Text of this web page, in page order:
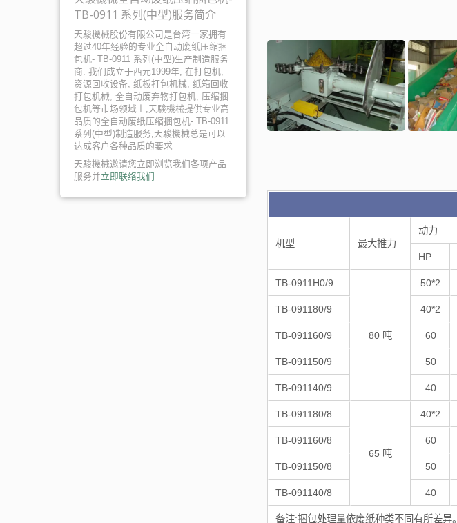
TB-0911 系列(中型)服务简介
天駿機械股份有限公司是台湾一家拥有
超过40年经验的专业全自动废纸压缩捆
包机- TB-0911 系列(中型)生产制造服务
商. 我们成立于西元1999年, 在打包机,
资源回收设备, 纸板打包机械, 纸箱回收
打包机械, 全自动废弃物打包机, 压缩捆
包机等市场领域上,天駿機械提供专业高
品质的全自动废纸压缩捆包机- TB-0911
系列(中型)制造服务,天駿機械总是可以
达成客户各种品质的要求
天駿機械邀请您立即浏览我们各项产品
服务并立即联络我们 .
机型 最大推力
动力
HP
TB-0911H0/9
80 吨
50*2
TB-091180/9 40*2
TB-091160/9 60
TB-091150/9 50
TB-091140/9 40
TB-091180/8
65 吨
40*2
TB-091160/8 60
TB-091150/8 50
TB-091140/8 40
备注:捆包处理量依废纸种类不同有所差异。